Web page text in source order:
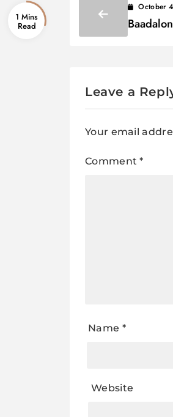
October
Leave a
Your email
Comment*
Name *
Website
1 Mins